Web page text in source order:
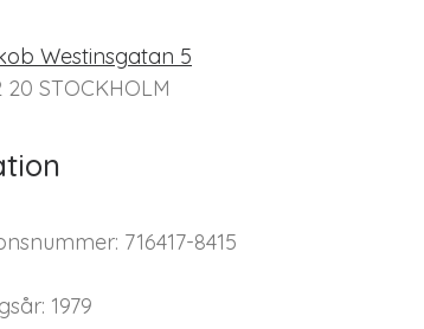
Westinsgatan 5
20 STOCKHOLM
716417-8415
1979